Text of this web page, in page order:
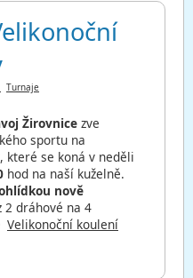
Turnaje
Žirovnice zve
sportu na
, které se koná v neděli
hod na naší kuželně.
nově
2 dráhové na 4
Velikonoční koulení